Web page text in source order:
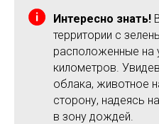
Интересно знать!
территории с
расположенные на
километров.
облака, животное
сторону, надеясь
в зону дождей.